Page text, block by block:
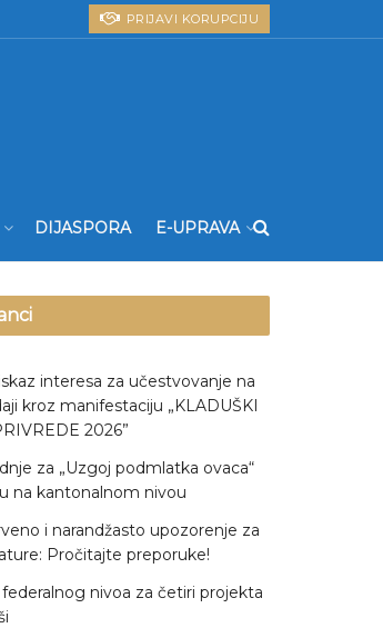
PRIJAVI KORUPCIJU
DIJASPORA E-UPRAVA
interesa za učestvovanje na
kroz manifestaciju „KLADUŠKI
2026”
za „Uzgoj podmlatka ovaca“
na kantonalnom nivou
i narandžasto upozorenje za
Pročitajte preporuke!
nivoa za četiri projekta